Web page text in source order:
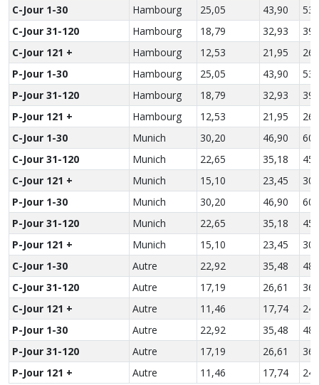
C-Jour 1-30
Hambourg 25,05 43,90
C-Jour 31-120
Hambourg 18,79 32,93
C-Jour 121 +
Hambourg 12,53 21,95
P-Jour 1-30
Hambourg 25,05 43,90
P-Jour 31-120
Hambourg 18,79 32,93
P-Jour 121 +
Hambourg 12,53 21,95
C-Jour 1-30
Munich 30,20 46,90
C-Jour 31-120
Munich 22,65 35,18
C-Jour 121 +
Munich 15,10 23,45
P-Jour 1-30
Munich 30,20 46,90
P-Jour 31-120
Munich 22,65 35,18
P-Jour 121 +
Munich 15,10 23,45
C-Jour 1-30
Autre 22,92 35,48
C-Jour 31-120
Autre 17,19 26,61
C-Jour 121 +
Autre 11,46 17,74
P-Jour 1-30
Autre 22,92 35,48
P-Jour 31-120
Autre 17,19 26,61
P-Jour 121 +
Autre 11,46 17,74